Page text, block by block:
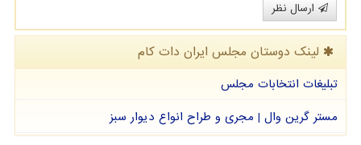
ارسال نظر
لینک دوستان مجلس ایران دات كام
تبلیغات انتخابات مجلس
مستر گرین وال | مجری و طراح انواع دیوار سبز